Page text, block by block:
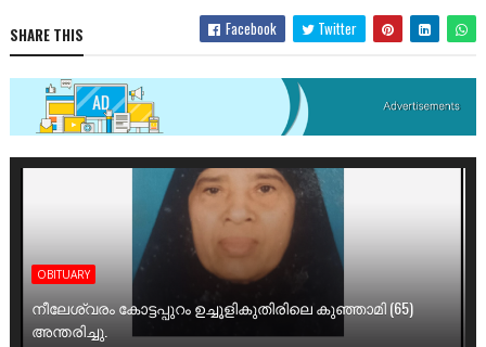
SHARE THIS Facebook Twitter
OBITUARY
നീലേശ്വരം കോട്ടപ്പുറം ഉച്ചൂളികുതിരിലെ കുഞ്ഞാമി (65)
അന്തരിച്ചു.